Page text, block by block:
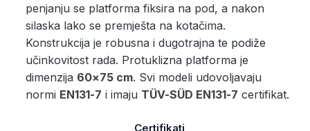
penjanju se platforma fiksira na pod, a nakon
silaska lako se premješta na kotačima.
Konstrukcija je robusna i dugotrajna te podiže
učinkovitost rada. Protuklizna platforma je
dimenzija 60×75 cm. Svi modeli udovoljavaju
normi EN131-7 i imaju TÜV-SÜD EN131-7 certifikat.
Certifikati